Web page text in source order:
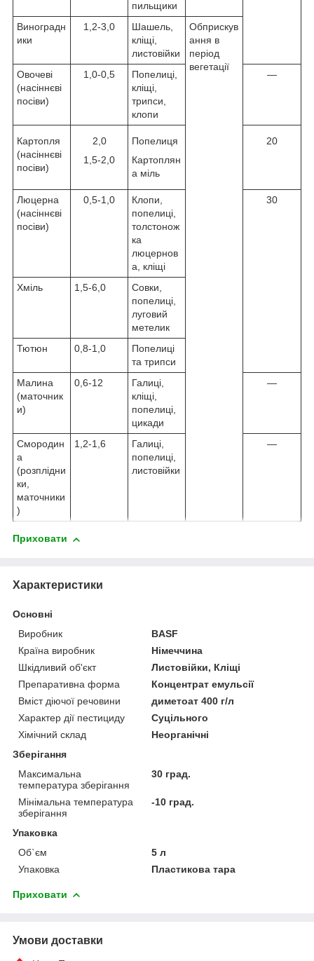
пильщики
Виноградн
ики
1,2-3,0
Шашель,
кліщі,
листовійки
Обприскув
ання в
період
вегетації
Овочеві
(насіннєві
посіви)
1,0-0,5
Попелиці,
кліщі,
трипси,
клопи
—
Картопля
(насіннєві
посіви)
2,0
1,5-2,0
Попелиця
Картоплян
а міль
20
Люцерна
(насіннєві
посіви)
0,5-1,0
Клопи,
попелиці,
толстонож
ка
люцернов
а, кліщі
30
Хміль 1,5-6,0
Совки,
попелиці,
луговий
метелик
Тютюн
0,8-1,0
Попелиці
та трипси
Малина
(маточник
и)
0,6-12
Галиці,
кліщі,
попелиці,
цикади
—
Смородин
а
(розплідни
ки,
маточники
)
1,2-1,6
Галиці,
попелиці,
листовійки
—
Приховати
Характеристики
Основні
Виробник
BASF
Країна виробник
Німеччина
Шкідливий об'єкт
Листовійки, Кліщі
Препаративна форма
Концентрат емульсії
Вміст діючої речовини
диметоат 400 г/л
Характер дії пестициду
Суцільного
Хімічний склад
Неорганічні
Зберігання
Максимальна
температура зберігання
30 град.
Мінімальна температура
зберігання
-10 град.
Упаковка
Об`єм
5 л
Упаковка
Пластикова тара
Приховати
Умови доставки